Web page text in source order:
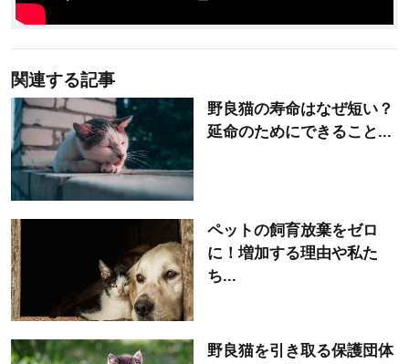
関連する記事
野良猫の寿命はなぜ短い？
延命のためにできること...
ペットの飼育放棄をゼロ
に！増加する理由や私た
ち...
野良猫を引き取る保護団体